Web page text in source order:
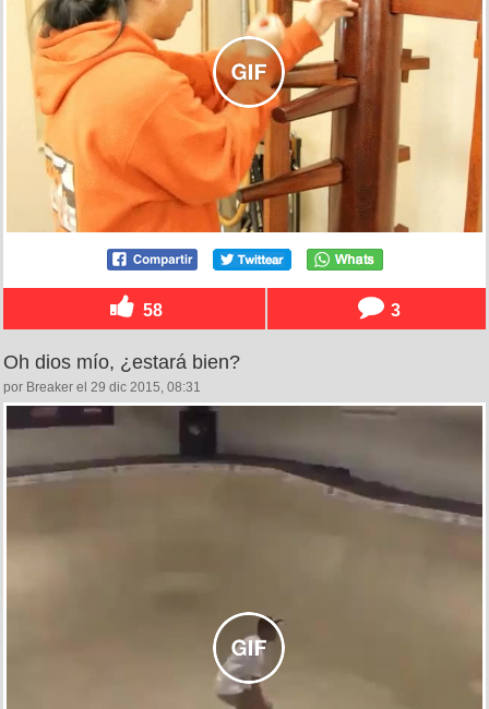
58 3
Oh dios mío, ¿estará bien?
por Breaker el 29 dic 2015, 08:31